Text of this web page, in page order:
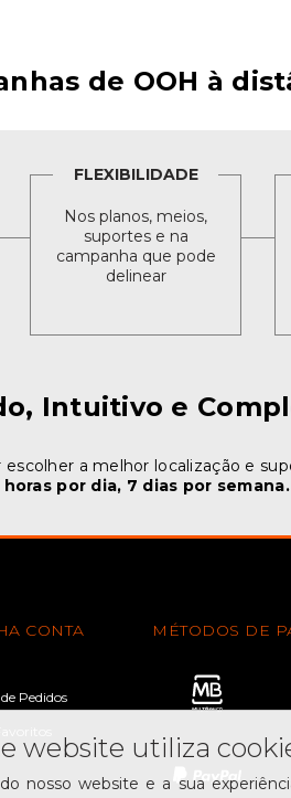
de OOH à
FLEXIBILIDADE
Nos planos, meios,
suportes e na
campanha que pode
delinear
Intuitivo e
escolher a melhor localização e
horas por dia, 7 dias por semana.
CONTA
Pedidos
MÉTODOS DE
website utiliza
nosso website e a sua